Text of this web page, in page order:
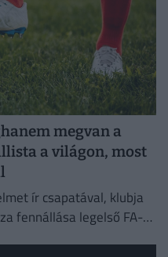
megvan a
a világon, most
ír csapatával, klubja
fennállása legelső FA-